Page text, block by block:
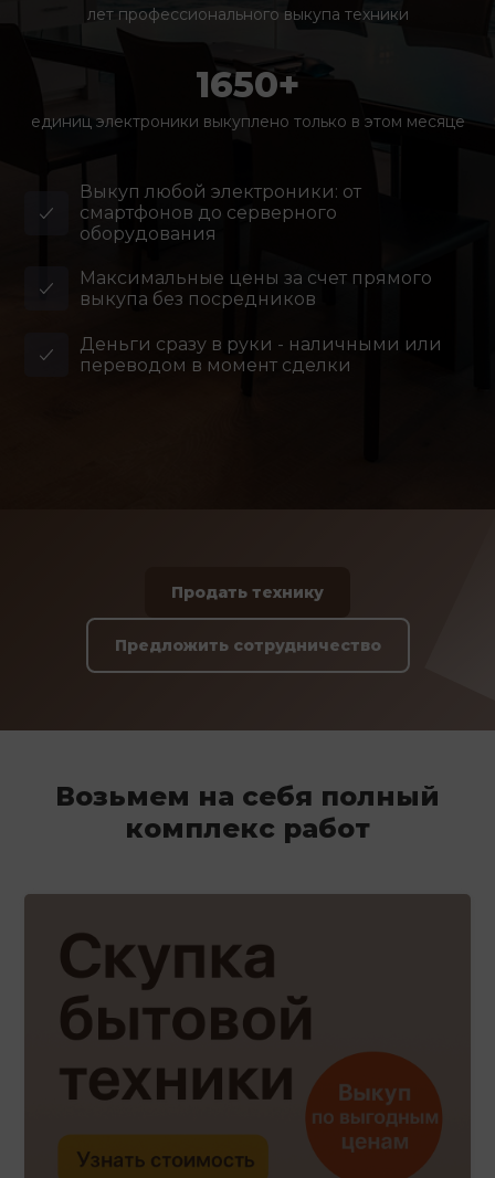
лет профессионального выкупа техники
1650+
единиц электроники выкуплено только в этом месяце
Выкуп любой электроники: от
смартфонов до серверного
оборудования
Максимальные цены за счет прямого
выкупа без посредников
Деньги сразу в руки - наличными или
переводом в момент сделки
Продать технику
Предложить сотрудничество
Возьмем на себя полный
комплекс работ